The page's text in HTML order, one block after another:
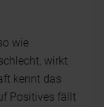
wie
wirkt
kennt das
Positives fällt